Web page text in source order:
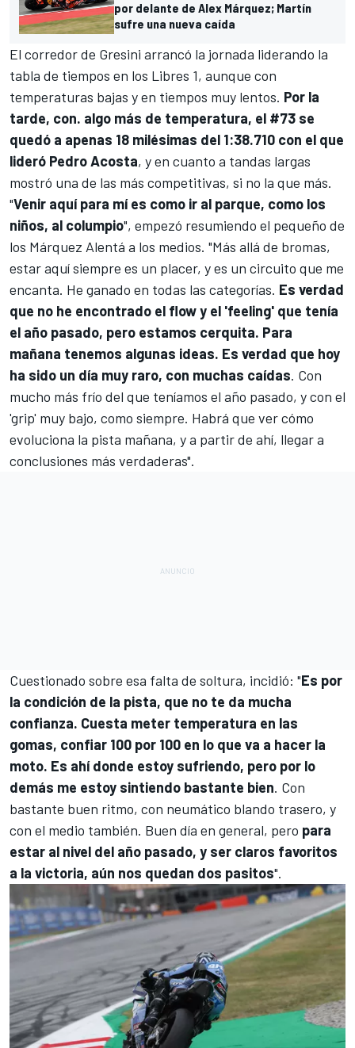
por delante de Alex Márquez; Martín
sufre una nueva caída
El corredor de Gresini arrancó la jornada liderando la
tabla de tiempos en los Libres 1, aunque con
temperaturas bajas y en tiempos muy lentos. Por la
tarde, con. algo más de temperatura, el #73 se
quedó a apenas 18 milésimas del 1:38.710 con el que
lideró Pedro Acosta, y en cuanto a tandas largas
mostró una de las más competitivas, si no la que más.
"Venir aquí para mí es como ir al parque, como los
niños, al columpio", empezó resumiendo el pequeño de
los Márquez Alentá a los medios. "Más allá de bromas,
estar aquí siempre es un placer, y es un circuito que me
encanta. He ganado en todas las categorías. Es verdad
que no he encontrado el flow y el 'feeling' que tenía
el año pasado, pero estamos cerquita. Para
mañana tenemos algunas ideas. Es verdad que hoy
ha sido un día muy raro, con muchas caídas. Con
mucho más frío del que teníamos el año pasado, y con el
'grip' muy bajo, como siempre. Habrá que ver cómo
evoluciona la pista mañana, y a partir de ahí, llegar a
conclusiones más verdaderas".
Cuestionado sobre esa falta de soltura, incidió: "Es por
la condición de la pista, que no te da mucha
confianza. Cuesta meter temperatura en las
gomas, confiar 100 por 100 en lo que va a hacer la
moto. Es ahí donde estoy sufriendo, pero por lo
demás me estoy sintiendo bastante bien. Con
bastante buen ritmo, con neumático blando trasero, y
con el medio también. Buen día en general, pero para
estar al nivel del año pasado, y ser claros favoritos
a la victoria, aún nos quedan dos pasitos".